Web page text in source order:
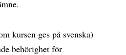
kursen ges på svenska)
behörighet för